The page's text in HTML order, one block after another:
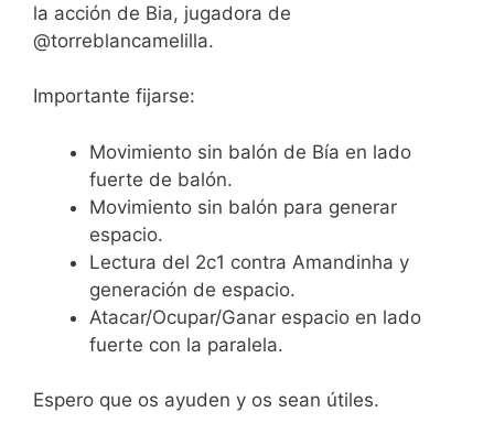
la acción de Bia, jugadora de
@torreblancamelilla.
Importante fijarse:
Movimiento sin balón de Bía en lado
fuerte de balón.
Movimiento sin balón para generar
espacio.
Lectura del 2c1 contra Amandinha y
generación de espacio.
Atacar/Ocupar/Ganar espacio en lado
fuerte con la paralela.
Espero que os ayuden y os sean útiles.